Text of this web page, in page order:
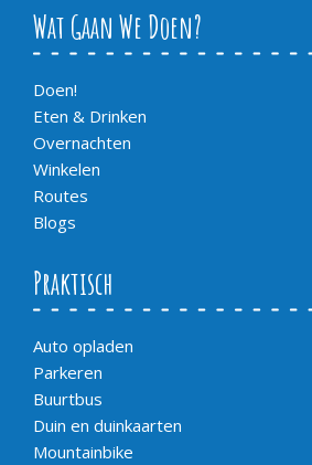
Wat Gaan We Doen?
Doen!
Eten & Drinken
Overnachten
Winkelen
Routes
Blogs
Praktisch
Auto opladen
Parkeren
Buurtbus
Duin en duinkaarten
Mountainbike